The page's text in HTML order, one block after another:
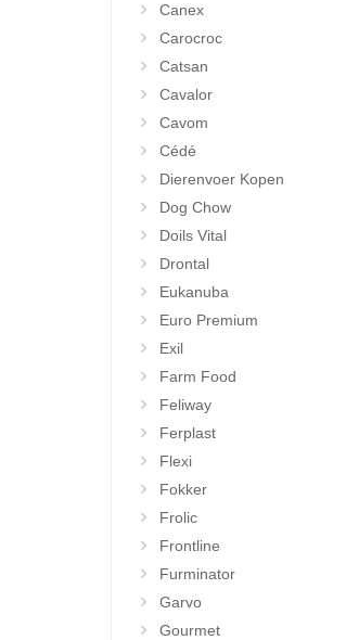
Canex
Carocroc
Catsan
Cavalor
Cavom
Cédé
Dierenvoer Kopen
Dog Chow
Doils Vital
Drontal
Eukanuba
Euro Premium
Exil
Farm Food
Feliway
Ferplast
Flexi
Fokker
Frolic
Frontline
Furminator
Garvo
Gourmet